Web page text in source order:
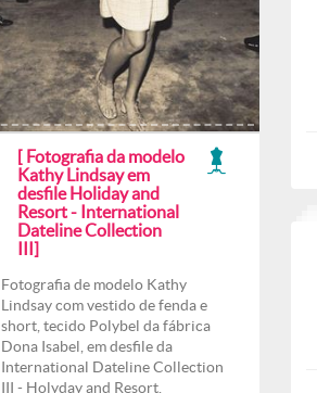
[ Fotografia da modelo
Kathy Lindsay em
desfile Holiday and
Resort - International
Dateline Collection
III]
Fotografia de modelo Kathy
Lindsay com vestido de fenda e
short, tecido Polybel da fábrica
Dona Isabel, em desfile da
International Dateline Collection
III - Holyday and Resort.